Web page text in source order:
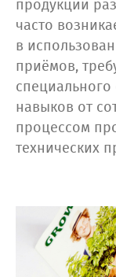
продукции
часто
в
приёмов,
навыков от
процессом
технических